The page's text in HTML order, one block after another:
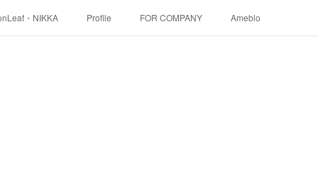
・NIKKA Profile FOR COMPANY Ameblo